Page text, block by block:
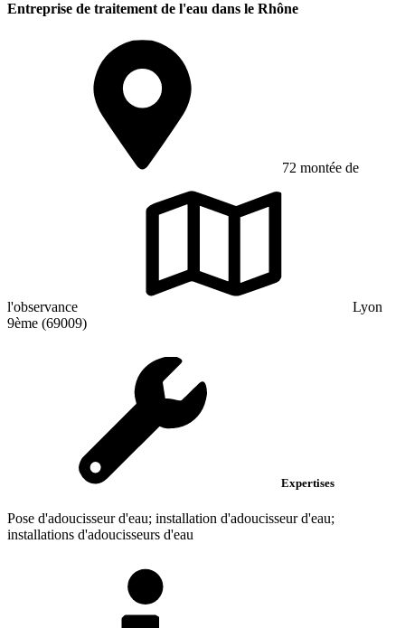
Entreprise de traitement de l'eau dans le Rhône
72 montée de
l'observance
Lyon
9ème (69009)
Expertises
Pose d'adoucisseur d'eau; installation d'adoucisseur d'eau;
installations d'adoucisseurs d'eau